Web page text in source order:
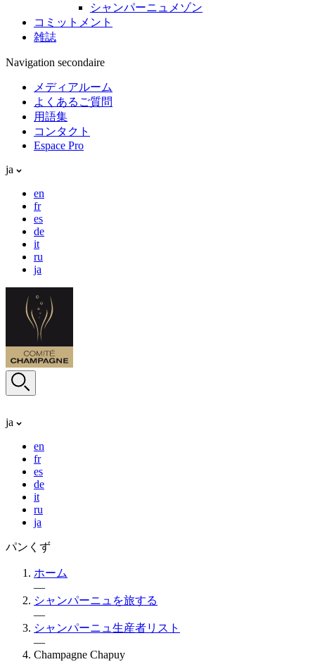
シャンパーニュメゾン
コミットメント
雑誌
Navigation secondaire
メディアルーム
よくあるご質問
用語集
コンタクト
Espace Pro
ja
en
fr
es
de
it
ru
ja
ja
en
fr
es
de
it
ru
ja
パンくず
ホーム
—
シャンパーニュを旅する
—
シャンパーニュ生産者リスト
—
Champagne Chapuy